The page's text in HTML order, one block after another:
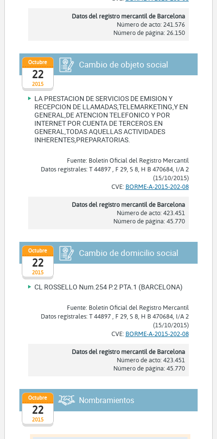
Datos del registro mercantil de Barcelona
Número de acto: 241.576
Número de página: 26.150
2015
Octubre
22
Cambio de objeto social
LA PRESTACION DE SERVICIOS DE EMISION Y
RECEPCION DE LLAMADAS,TELEMARKETING,Y EN
GENERAL,DE ATENCION TELEFONICO Y POR
INTERNET POR CUENTA DE TERCEROS.EN
GENERAL,TODAS AQUELLAS ACTIVIDADES
INHERENTES,PREPARATORIAS.
Fuente: Boletín Oficial del Registro Mercantil
Datos registrales: T 44897 , F 29, S 8, H B 470684, I/A 2
(15/10/2015)
CVE: BORME-A-2015-202-08
Datos del registro mercantil de Barcelona
Número de acto: 423.451
Número de página: 45.770
2015
Octubre
22
Cambio de domicilio social
CL ROSSELLO Num.254 P.2 PTA.1 (BARCELONA)
Fuente: Boletín Oficial del Registro Mercantil
Datos registrales: T 44897 , F 29, S 8, H B 470684, I/A 2
(15/10/2015)
CVE: BORME-A-2015-202-08
Datos del registro mercantil de Barcelona
Número de acto: 423.451
Número de página: 45.770
2015
Octubre
22
Nombramientos